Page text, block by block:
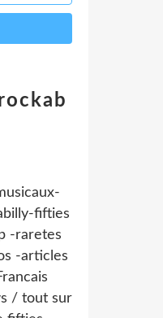
fifties
-raretes
-articles
/ tout sur